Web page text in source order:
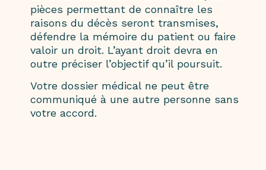
pièces permettant de connaître les
raisons du décès seront transmises,
défendre la mémoire du patient ou faire
valoir un droit. L’ayant droit devra en
outre préciser l’objectif qu’il poursuit.
Votre dossier médical ne peut être
communiqué à une autre personne sans
votre accord.